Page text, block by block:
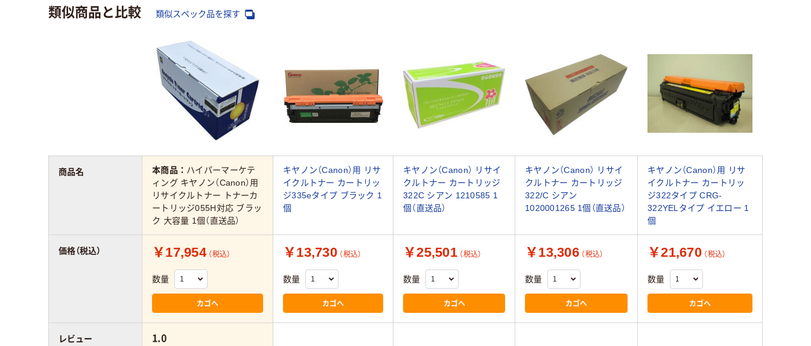
類似商品と比較 類似スペック品を探す
商品名 本商品： ハイパーマーケテ
ィング キヤノン（Canon）用
リサイクルトナー トナーカ
ートリッジ055H対応 ブラッ
ク 大容量 1個（直送品）
キヤノン（Canon）用 リサ
イクルトナー カートリッ
ジ335eタイプ ブラック 1
個
キヤノン（Canon） リサイ
クルトナー カートリッジ
322C シアン 1210585 1
個（直送品）
キヤノン（Canon） リサイ
クルトナー カートリッジ
322/C シアン
1020001265 1個（直送品）
キヤノン（Canon）用 リサ
イクルトナー カートリッ
ジ322タイプ CRG-
322YELタイプ イエロー 1
個
価格（税込） ￥17,954 （税込）
数量
カゴへ
￥13,730 （税込）
数量
カゴへ
￥25,501 （税込）
数量
カゴへ
￥13,306 （税込）
数量
カゴへ
￥21,670 （税込）
数量
カゴへ
レビュー 1.0